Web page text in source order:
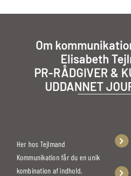
Om
Elisabeth
PR-RÅDGIVER &
UDDANNET
Her hos Tejlmand
Kommunikation får du en unik
kombination af indhold,